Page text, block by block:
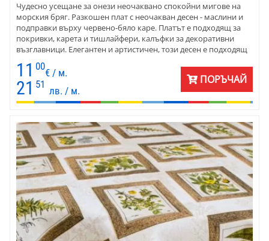
Чудесно усещане за онези неочаквано спокойни мигове на
морския бряг. Разкошен плат с неочакван десен - маслини и
подправки върху червено-бяло каре. Платът е подходящ за
покривки, карета и тишлайфери, калъфки за декоративни
възглавници. Елегантен и артистичен, този десен е подходящ
за декорация на дома, на заведение. Цветовете са неочаквано
красиво съчетани върху класическо каре. Създава
великолепно усещане за лято, море и вечери на брега. Платът
е подходящ както за домашен текстил, така и за заведение.
11 00
€ / м.
21 51
лв. / м.
ПОРЪЧАЙ